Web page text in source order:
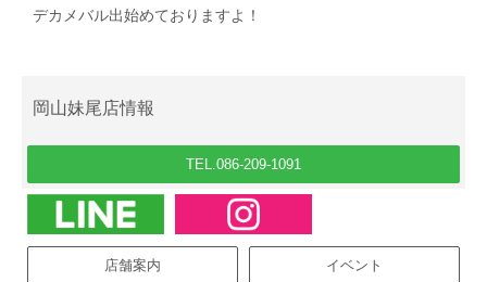
デカメバル出始めておりますよ！
岡山妹尾店情報
TEL.086-209-1091
店舗案内 イベント